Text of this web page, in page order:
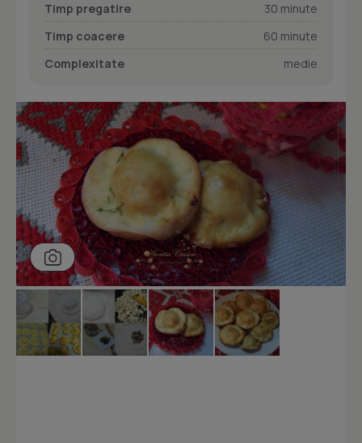
Timp pregatire
30 minute
Timp coacere
60 minute
Complexitate
medie